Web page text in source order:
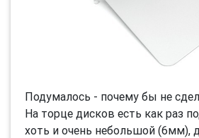
Подумалось - почему бы не
На торце дисков есть как раз
хоть и очень небольшой (6мм),